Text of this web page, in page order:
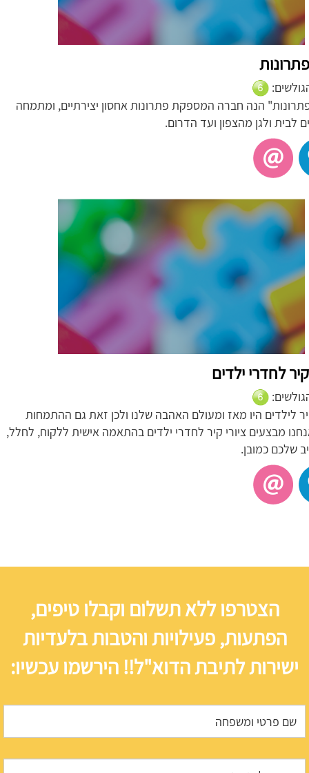
פתרונות
פתרונות" הנה חברה המספקת פתרונות אחסון יצירתיים, ומתמחה
לבית ולגן מהצפון ועד הדרום.
קיר לחדרי ילדים
לילדים היו מאז ומעולם האהבה שלנו ולכן זאת גם ההתמחות
מבצעים ציורי קיר לחדרי ילדים בהתאמה אישית ללקוח, לחלל,
שלכם כמובן.
הצטרפו ללא תשלום וקבלו טיפים,
הפתעות, פעילויות והטבות בלעדיות
ישירות לתיבת הדוא"ל!! הירשמו עכשיו: